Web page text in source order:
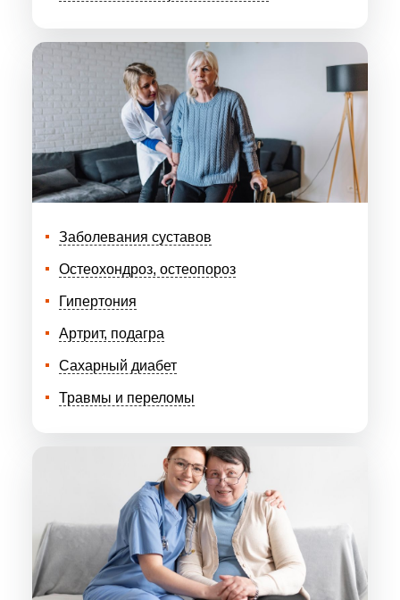
Заболевания суставов
Остеохондроз, остеопороз
Гипертония
Артрит, подагра
Сахарный диабет
Травмы и переломы